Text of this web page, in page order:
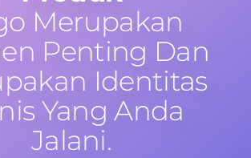
Merupakan
Penting Dan
Identitas
Yang Anda
Jalani.